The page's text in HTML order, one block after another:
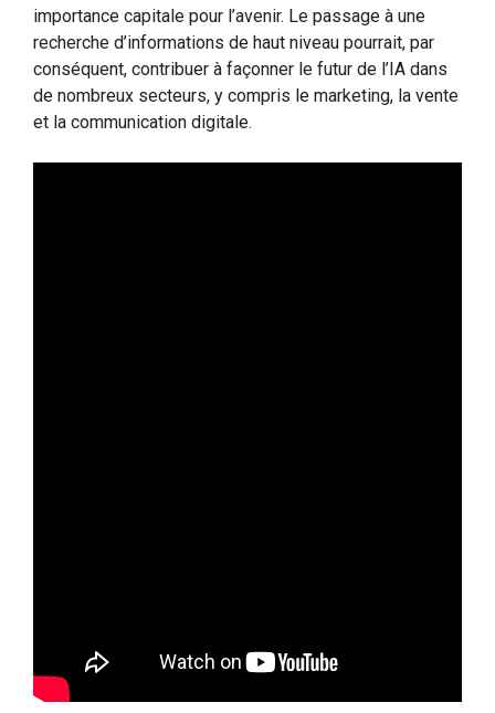
importance capitale pour l’avenir. Le passage à une
recherche d’informations de haut niveau pourrait, par
conséquent, contribuer à façonner le futur de l’IA dans
de nombreux secteurs, y compris le marketing, la vente
et la communication digitale.